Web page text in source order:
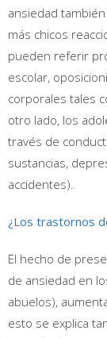
ansiedad
más chicos
pueden referir
escolar,
corporales tales
otro lado, los
través de
sustancias,
accidentes).
¿Los trastornos
El hecho de
de ansiedad en
abuelos),
esto se explica